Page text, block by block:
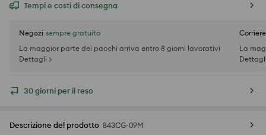
Tempi e costi di consegna
Negozi sempre gratuito
La maggior parte dei pacchi arriva entro 8 giorni lavorativi
Dettagli >
La
30 giorni per il reso
Descrizione del prodotto 843CG-09M